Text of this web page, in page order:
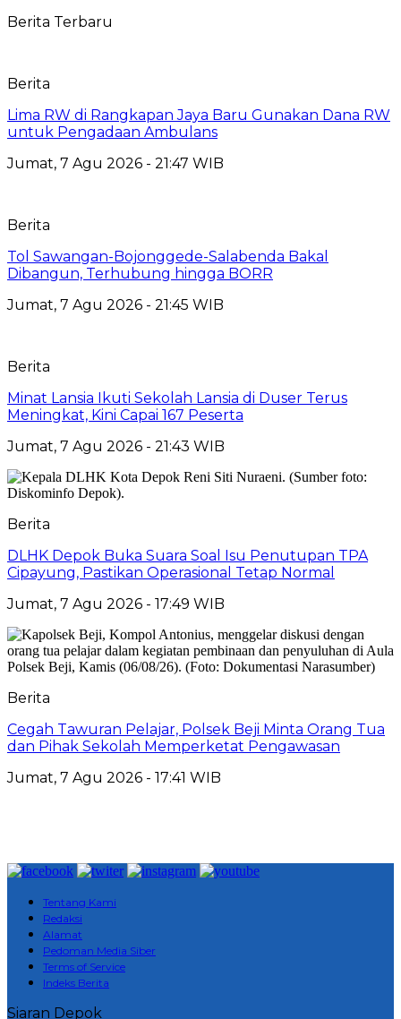
Berita Terbaru
Berita
Lima RW di Rangkapan Jaya Baru Gunakan Dana RW
untuk Pengadaan Ambulans
Jumat, 7 Agu 2026 - 21:47 WIB
Berita
Tol Sawangan-Bojonggede-Salabenda Bakal
Dibangun, Terhubung hingga BORR
Jumat, 7 Agu 2026 - 21:45 WIB
Berita
Minat Lansia Ikuti Sekolah Lansia di Duser Terus
Meningkat, Kini Capai 167 Peserta
Jumat, 7 Agu 2026 - 21:43 WIB
Berita
DLHK Depok Buka Suara Soal Isu Penutupan TPA
Cipayung, Pastikan Operasional Tetap Normal
Jumat, 7 Agu 2026 - 17:49 WIB
Berita
Cegah Tawuran Pelajar, Polsek Beji Minta Orang Tua
dan Pihak Sekolah Memperketat Pengawasan
Jumat, 7 Agu 2026 - 17:41 WIB
Tentang Kami
Redaksi
Alamat
Pedoman Media Siber
Terms of Service
Indeks Berita
Siaran Depok